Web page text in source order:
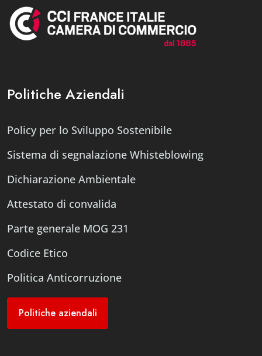
Politiche Aziendali
Policy per lo Sviluppo Sostenibile
Sistema di segnalazione Whisteblowing
Dichiarazione Ambientale
Attestato di convalida
Parte generale MOG 231
Codice Etico
Politica Anticorruzione
Politiche aziendali